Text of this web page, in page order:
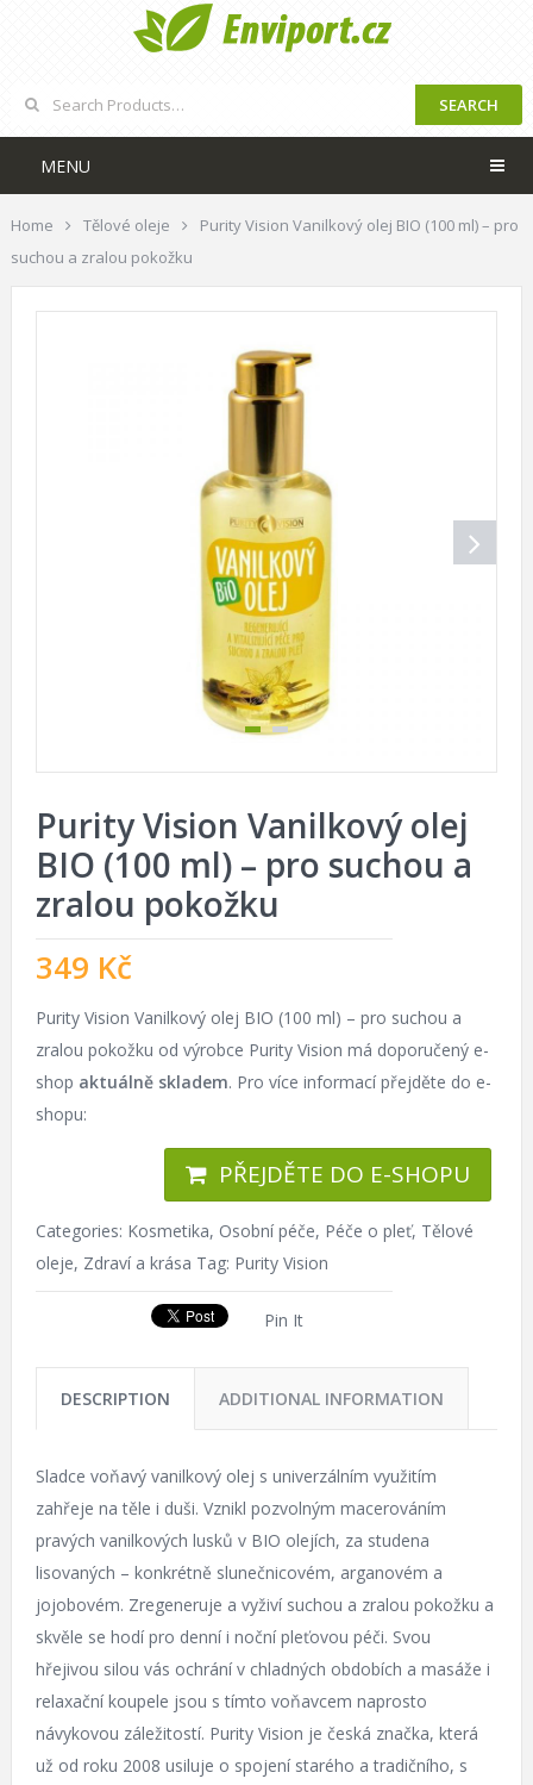
SEARCH
MENU
Home Tělové oleje
Purity Vision Vanilkový olej BIO (100 ml) – pro
suchou a zralou pokožku
Purity Vision Vanilkový olej
BIO (100 ml) – pro suchou a
zralou pokožku
349 Kč
Purity Vision Vanilkový olej BIO (100 ml) – pro suchou a
zralou pokožku od výrobce Purity Vision má doporučený e-
shop aktuálně skladem. Pro více informací přejděte do e-
shopu:
PŘEJDĚTE DO E-SHOPU
Categories: Kosmetika, Osobní péče, Péče o pleť, Tělové
oleje, Zdraví a krása Tag: Purity Vision
Pin It
DESCRIPTION ADDITIONAL INFORMATION
Sladce voňavý vanilkový olej s univerzálním využitím
zahřeje na těle i duši. Vznikl pozvolným macerováním
pravých vanilkových lusků v BIO olejích, za studena
lisovaných – konkrétně slunečnicovém, arganovém a
jojobovém. Zregeneruje a vyživí suchou a zralou pokožku a
skvěle se hodí pro denní i noční pleťovou péči. Svou
hřejivou silou vás ochrání v chladných obdobích a masáže i
relaxační koupele jsou s tímto voňavcem naprosto
návykovou záležitostí. Purity Vision je česká značka, která
už od roku 2008 usiluje o spojení starého a tradičního, s